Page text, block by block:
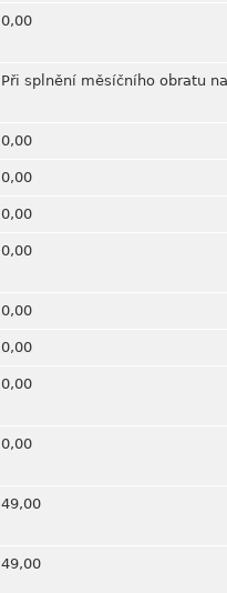
0,00
Při splnění měsíčního obratu
0,00
0,00
0,00
0,00
0,00
0,00
0,00
0,00
49,00
49,00